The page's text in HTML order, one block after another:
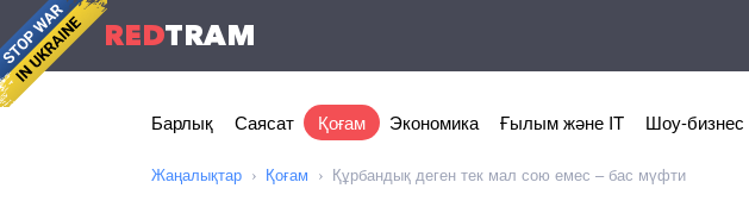
REDTRAM
Барлық Саясат Қоғам Экономика Ғылым және IT Шоу-бизнес
Жаңалықтар Қоғам Құрбандық деген тек мал сою емес – бас мүфти